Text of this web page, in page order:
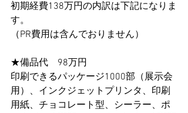
初期経費138万円の内訳は下記になりま
す。
（PR費用は含んでおりません）
★備品代　98万円
印刷できるパッケージ1000部（展示会
用）、インクジェットプリンタ、印刷
用紙、チョコレート型、シーラー、ポ